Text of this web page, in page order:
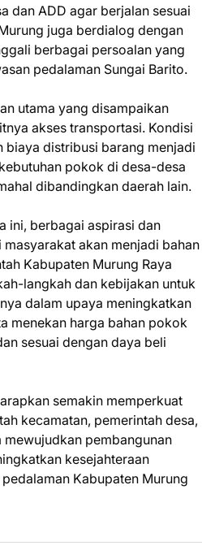
dan ADD agar berjalan sesuai
juga berdialog dengan
berbagai persoalan yang
pedalaman Sungai Barito.
utama yang disampaikan
akses transportasi. Kondisi
biaya distribusi barang menjadi
pokok di desa-desa
dibandingkan daerah lain.
ini, berbagai aspirasi dan
akan menjadi bahan
Kabupaten Murung Raya
langkah dan kebijakan untuk
dalam upaya meningkatkan
menekan harga bahan pokok
sesuai dengan daya beli
semakin memperkuat
kecamatan, pemerintah desa,
pembangunan
kesejahteraan
Kabupaten Murung